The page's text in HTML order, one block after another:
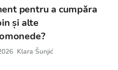
pentru a cumpăra
și alte
Klara Šunjić